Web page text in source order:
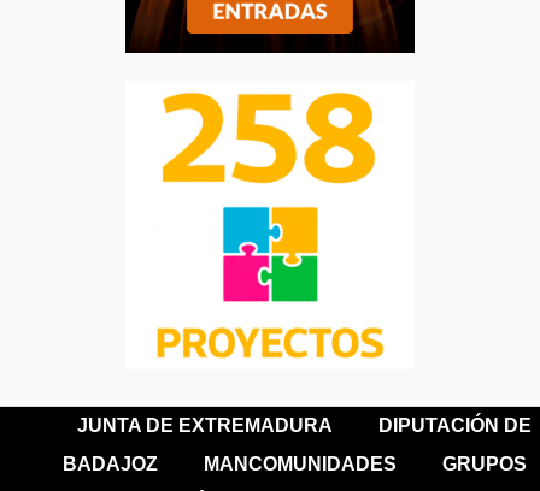
JUNTA DE EXTREMADURA
DIPUTACIÓN DE
BADAJOZ
MANCOMUNIDADES
GRUPOS